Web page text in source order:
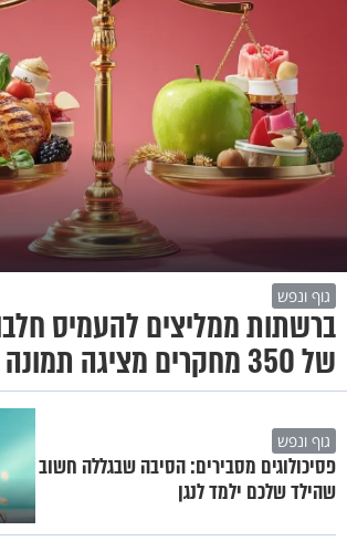
גוף ונפש
ברשתות ממליצים להעמיס
של 350 מחקרים מציגה תמונה אחרת
גוף ונפש
פסיכולוגים מסבירים: הסיבה שבגללה חשוב
שהילד שלכם ילמד לנגן